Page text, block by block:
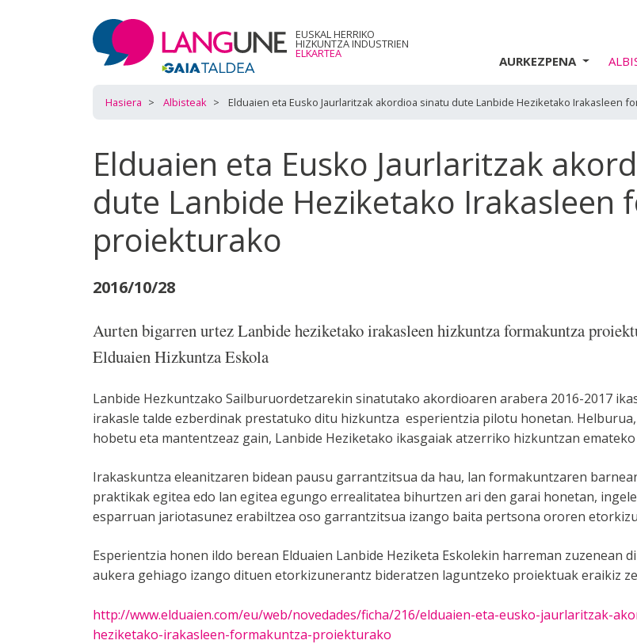
EUSKAL HERRIKO
HIZKUNTZA INDUSTRIEN
ELKARTEA
AURKEZPENA
Hasiera Albisteak Elduaien eta Eusko Jaurlaritzak akordioa sinatu dute Lanbide Heziketako Irakasleen
Elduaien eta Eusko Jaurlaritzak
dute Lanbide Heziketako Irakasleen
proiekturako
2016/10/28
Aurten bigarren urtez Lanbide heziketako irakasleen hizkuntza formakuntza
Elduaien Hizkuntza Eskola
Lanbide Hezkuntzako Sailburuordetzarekin sinatutako akordioaren arabera 2016-2017
irakasle talde ezberdinak prestatuko ditu hizkuntza esperientzia pilotu honetan.
hobetu eta mantentzeaz gain, Lanbide Heziketako ikasgaiak atzerriko hizkuntzan
Irakaskuntza eleanitzaren bidean pausu garrantzitsua da hau, lan formakuntzaren
praktikak egitea edo lan egitea egungo errealitatea bihurtzen ari den garai honetan,
esparruan jariotasunez erabiltzea oso garrantzitsua izango baita pertsona ororen
Esperientzia honen ildo berean Elduaien Lanbide Heziketa Eskolekin harreman zuzenean
aukera gehiago izango dituen etorkizunerantz bideratzen laguntzeko proiektuak eraikiz
http://www.elduaien.com/eu/web/novedades/ficha/216/elduaien-eta-eusko-jaurlaritzak-
heziketako-irakasleen-formakuntza-proiekturako